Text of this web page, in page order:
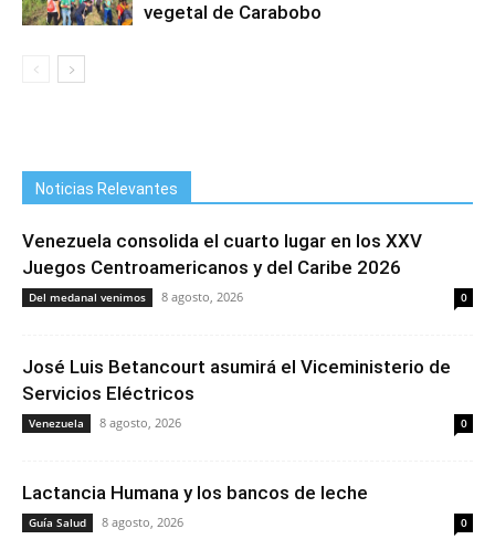
vegetal de Carabobo
Noticias Relevantes
Venezuela consolida el cuarto lugar en los XXV
Juegos Centroamericanos y del Caribe 2026
Del medanal venimos 8 agosto, 2026 0
José Luis Betancourt asumirá el Viceministerio de
Servicios Eléctricos
Venezuela 8 agosto, 2026 0
Lactancia Humana y los bancos de leche
Guía Salud 8 agosto, 2026 0